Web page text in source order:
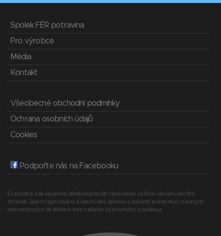
Spolek FÉR potravina
Pro výrobce
Média
Kontakt
Všeobecné obchodní podmínky
Ochrana osobních údajů
Cookies
Podpořte nás na Facebooku
Explicitně zakazujeme jakékoli použití části nebo celého obsahu těchto
stránek, jejich reprodukci, kopírování, úpravu a zvláště prezentaci na jiných
internetových stránkách bez našeho výslovného souhlasu.